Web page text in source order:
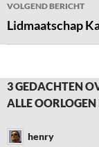
VOLGEND BERICHT
Lidmaatschap
3 GEDACHTEN
ALLE
henry